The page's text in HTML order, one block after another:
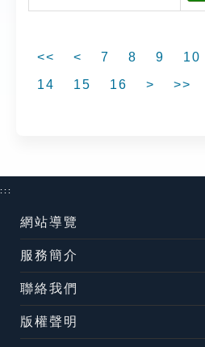
<< < 7 8 9 10
14
15 16 > >>
:::
網站導覽
服務簡介
聯絡我們
版權聲明